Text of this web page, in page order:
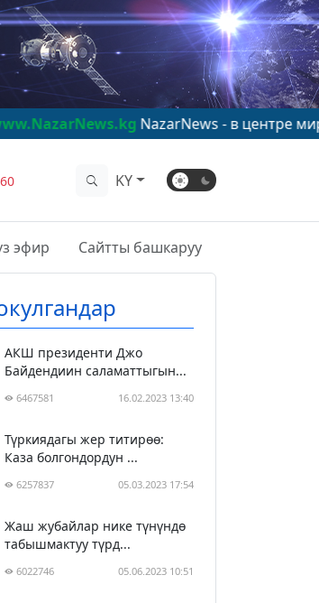
NazarNews - в центре мирового
KY
эфир Сайтты башкаруу
АКШ президенти Джо
Байдендиин саламаттыгын...
6467581 16.02.2023 13:40
Түркиядагы жер титирөө:
Каза болгондордун ...
6257837 05.03.2023 17:54
Жаш жубайлар нике түнүндө
табышмактуу түрд...
6022746 05.06.2023 10:51